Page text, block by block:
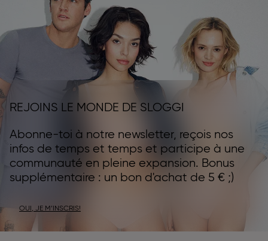
REJOINS LE MONDE DE SLOGGI
Abonne-toi à notre newsletter, reçois nos
infos de temps et temps et participe à une
communauté en pleine expansion. Bonus
supplémentaire : un bon d'achat de 5 € ;)
OUI, JE M’INSCRIS!